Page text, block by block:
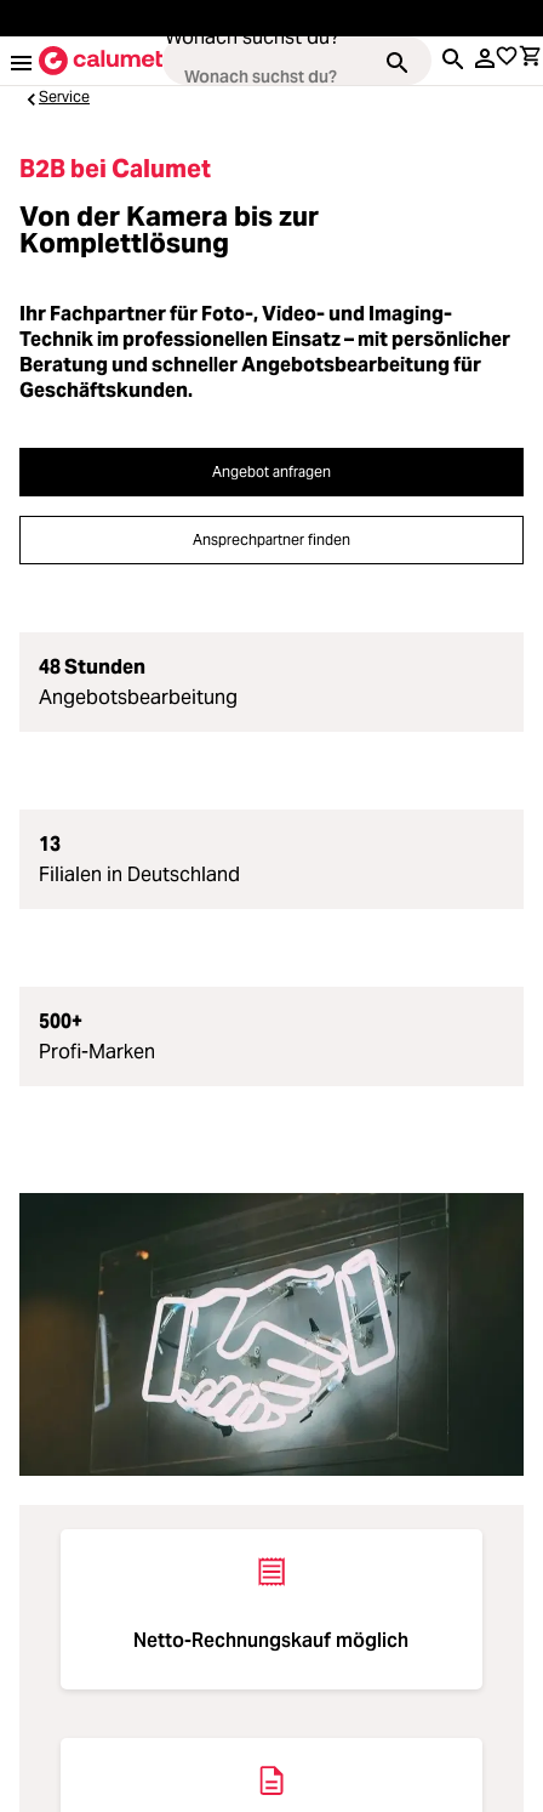
Wonach suchst du?
Loading...Objektive
Loading...Video & Drohnen
Loading...Stative & Gimbals
Loading...
Loading...
Loading...Bildbearbeitung
Loading...
Loading...
Service
B2B bei Calumet
Von der Kamera bis zur
Komplettlösung
Ihr Fachpartner für Foto-, Video- und Imaging-
Technik im professionellen Einsatz – mit persönlicher
Beratung und schneller Angebotsbearbeitung für
Geschäftskunden.
Angebot anfragen
Ansprechpartner finden
48 Stunden
Angebotsbearbeitung
13
Filialen in Deutschland
500+
Profi-Marken
Netto-Rechnungskauf möglich